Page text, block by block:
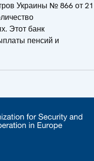
Украины № 866 от 21
Этот банк
пенсий и